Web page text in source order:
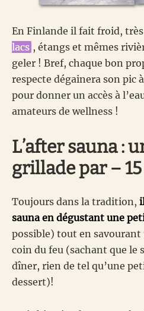
En Finlande il fait froid,
lacs , étangs et mêmes
geler ! Bref, chaque bon
respecte dégainera son pic
pour donner un accès à
amateurs de wellness !
L’after sauna :
grillade par – 15
Toujours dans la tradition,
sauna en dégustant une
possible) tout en savourant
coin du feu (sachant que le
dîner, rien de tel qu’une
dessert)!